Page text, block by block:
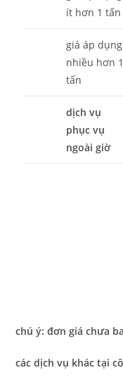
ít hơn 1 tấn
giá áp dụng
nhiều hơn 1
tấn
dịch vụ
phục vụ
ngoài giờ
chú ý: đơn giá chưa
các dịch vụ khác tại